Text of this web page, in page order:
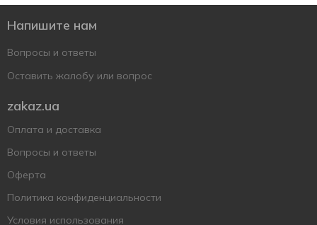
Напишите нам
Вопросы и ответы
Оставить жалобу или вопрос
zakaz.ua
Оплата и доставка
Вопросы и ответы
Оферта
Политика конфиденциальности
Условия использования